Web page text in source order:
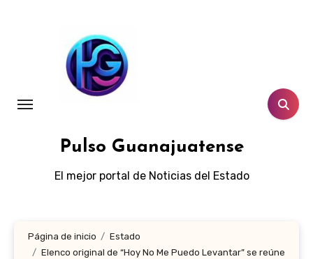
Pulso Guanajuatense
El mejor portal de Noticias del Estado
Página de inicio
Estado
Elenco original de “Hoy No Me Puedo Levantar” se reúne